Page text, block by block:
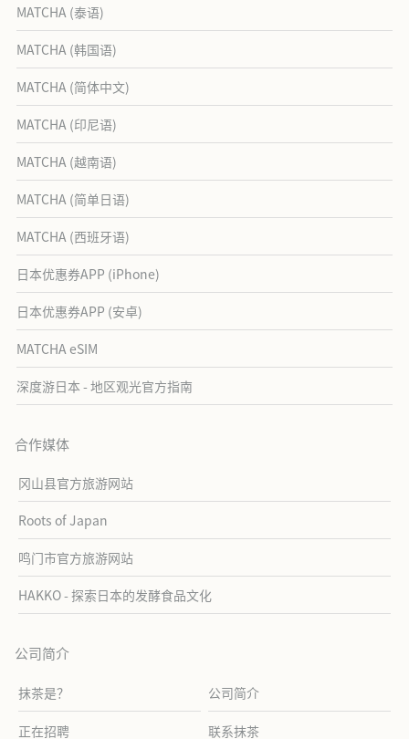
MATCHA (泰语)
MATCHA (韩国语)
MATCHA (简体中文)
MATCHA (印尼语)
MATCHA (越南语)
MATCHA (简单日语)
MATCHA (西班牙语)
日本优惠券APP (iPhone)
日本优惠券APP (安卓)
MATCHA eSIM
深度游日本 - 地区观光官方指南
合作媒体
冈山县官方旅游网站
Roots of Japan
鸣门市官方旅游网站
HAKKO - 探索日本的发酵食品文化
公司简介
抹茶是？ 公司简介
正在招聘 联系抹茶